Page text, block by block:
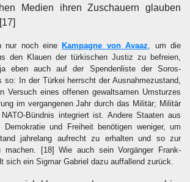
Medien ihren Zuschauern glauben
nur noch eine Kampagne von Avaaz, um die
den Klauen der türkischen Justiz zu befreien,
eben auch auf der Spendenliste der Soros-
so: In der Türkei herrscht der Ausnahmezustand,
Versuch eines offenen gewaltsamen Umsturzes
im vergangenen Jahr durch das Militär; Militär
Bündnis integriert ist. Andere Staaten aus
und Freiheit benötigen weniger, um
jahrelang aufrecht zu erhalten und so zur
machen.
[18] Wie auch sein Vorgänger Frank-
sich ein Sigmar Gabriel dazu auffallend zurück.